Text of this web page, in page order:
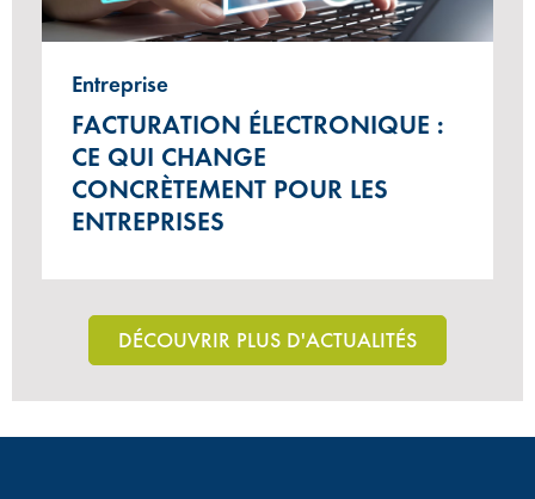
Entreprise
FACTURATION ÉLECTRONIQUE :
CE QUI CHANGE
CONCRÈTEMENT POUR LES
ENTREPRISES
DÉCOUVRIR PLUS D'ACTUALITÉS